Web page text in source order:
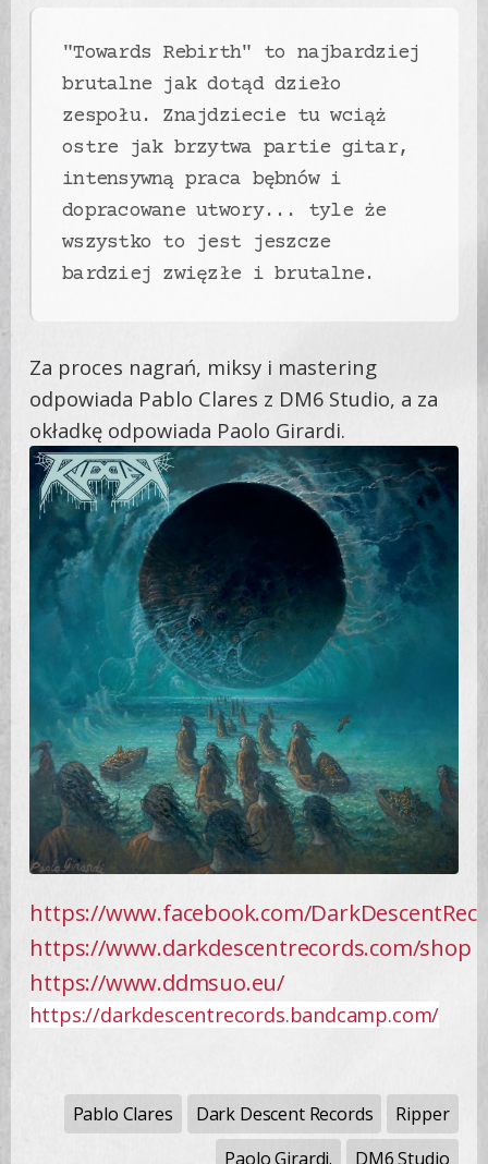
"Towards Rebirth" to najbardziej
brutalne jak dotąd dzieło
zespołu. Znajdziecie tu wciąż
ostre jak brzytwa partie gitar,
intensywną praca bębnów i
dopracowane utwory... tyle że
wszystko to jest jeszcze
bardziej zwięzłe i brutalne.
Za proces nagrań, miksy i mastering
odpowiada Pablo Clares z DM6 Studio, a za
okładkę odpowiada Paolo Girardi.
https://www.facebook.com/
https://www.darkdescentrecords.com/shop
https://www.ddmsuo.eu/
https://darkdescentrecords.bandcamp.com/
Ripper
Dark Descent Records
Pablo Clares
DM6 Studio
Paolo Girardi.